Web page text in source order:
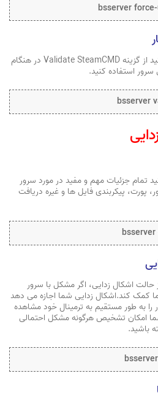
شما می توانید از گزینه Validate SteamCMD در هنگام
سرور استفاده کنید.
تمام جزئیات مهم و مفید در مورد سرور
پورت، پیکربندی فایل ها و غیره دریافت
حالت اشکال زدایی، اگر مشکل با سرور
کمک کند.اشکال زدایی شما اجازه می دهد
به طور مستقیم به ترمینال خود مشاهده
امکان تشخیص هرگونه مشکل احتمالی
باشید.